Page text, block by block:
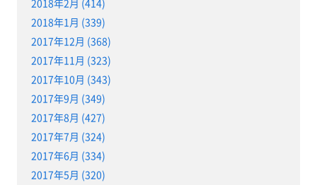
2018年1月 (339)
2017年12月 (368)
2017年11月 (323)
2017年10月 (343)
2017年9月 (349)
2017年8月 (427)
2017年7月 (324)
2017年6月 (334)
2017年5月 (320)